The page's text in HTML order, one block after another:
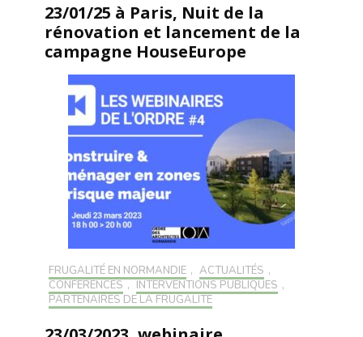
23/01/25 à Paris, Nuit de la
rénovation et lancement de la
campagne HouseEurope
FRUGALITÉ EN NORMANDIE , ACTUALITÉS ,
CONFÉRENCES , INTERVENTIONS PUBLIQUES ,
PARTENAIRES DE LA FRUGALITÉ